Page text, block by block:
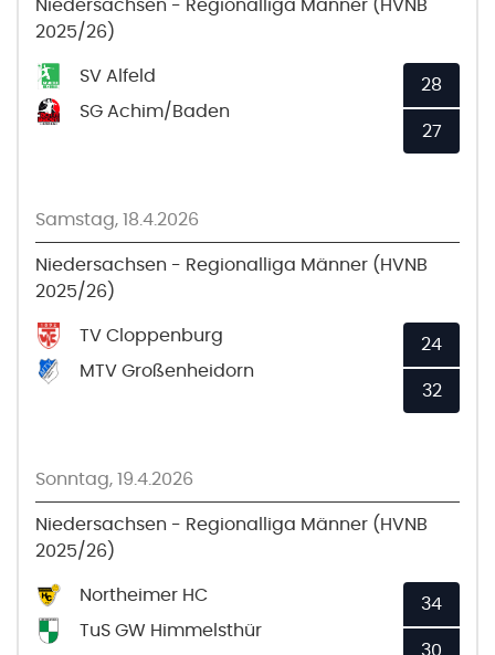
Niedersachsen - Regionalliga Männer (HVNB
2025/26)
SV Alfeld
SG Achim/Baden
28
27
Samstag, 18.4.2026
Niedersachsen - Regionalliga Männer (HVNB
2025/26)
TV Cloppenburg
MTV Großenheidorn
24
32
Sonntag, 19.4.2026
Niedersachsen - Regionalliga Männer (HVNB
2025/26)
Northeimer HC
TuS GW Himmelsthür
34
30